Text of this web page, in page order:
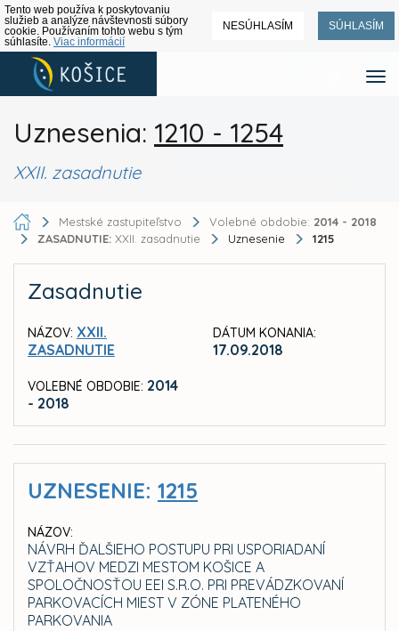
Tento web používa k poskytovaniu
služieb a analýze návštevnosti súbory
cookie. Používaním tohto webu s tým
súhlasíte. Viac informácií
NESÚHLASÍM SÚHLASÍM
Uznesenia: 1210 - 1254
XXII. zasadnutie
Mestské zastupiteľstvo Volebné obdobie: 2014 - 2018
ZASADNUTIE: XXII. zasadnutie Uznesenie 1215
Zasadnutie
NÁZOV: XXII.
ZASADNUTIE
VOLEBNÉ OBDOBIE: 2014
- 2018
DÁTUM KONANIA:
17.09.2018
UZNESENIE: 1215
NÁZOV:
NÁVRH ĎALŠIEHO POSTUPU PRI USPORIADANÍ
VZŤAHOV MEDZI MESTOM KOŠICE A
SPOLOČNOSŤOU EEI S.R.O. PRI PREVÁDZKOVANÍ
PARKOVACÍCH MIEST V ZÓNE PLATENÉHO
PARKOVANIA